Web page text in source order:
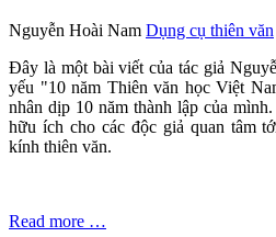
Nguyễn Hoài Nam Dụng cụ thiên văn
Đây là một bài viết của tác giả
yếu "10 năm Thiên văn học Việt
nhân dịp 10 năm thành lập của
hữu ích cho các độc giả quan tâm
kính thiên văn.
Read more …